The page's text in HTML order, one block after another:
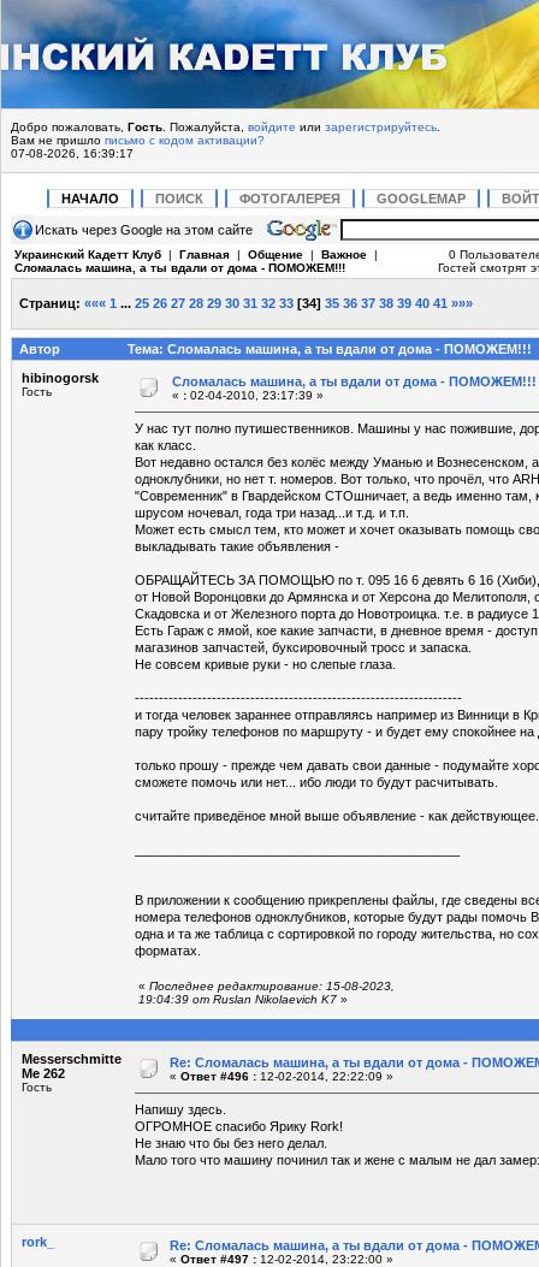
Добро пожаловать, Гость . Пожалуйста, войдите или зарегистрируйтесь
Вам не пришло письмо с кодом активации?
07-08-2026, 16:39:17
НАЧАЛО ПОИСК ФОТОГАЛЕРЕЯ GOOGLEMAP
Искать через Google на этом сайте
Украинский Кадетт Клуб | Главная | Общение | Важное |
Сломалась машина, а ты вдали от дома - ПОМОЖЕМ!!!
0
Гостей смотрят
Страниц: ««« 1 ... 25 26 27 28 29 30 31 32 33 [34] 35 36 37 38 39 40 41 »»»
Автор
Тема: Сломалась машина, а ты вдали от дома - ПОМОЖЕМ!!!
hibinogorsk
Гость
Сломалась машина, а ты вдали от дома - ПОМОЖЕМ!!!
« : 02-04-2010, 23:17:39 »
У нас тут полно путишественников. Машины у нас пожившие,
как класс.
Вот недавно остался без колёс между Уманью и Вознесенском,
одноклубники, но нет т. номеров. Вот только, что прочёл, что
"Современник" в Гвардейском СТОшничает, а ведь именно там,
шрусом ночевал, года три назад...и т.д. и т.п.
Может есть смысл тем, кто может и хочет оказывать помощь
выкладывать такие объявления -
ОБРАЩАЙТЕСЬ ЗА ПОМОЩЬЮ по т. 095 16 6 девять 6 16 (Хиби),
от Новой Воронцовки до Армянска и от Херсона до Мелитополя,
Скадовска и от Железного порта до Новотроицка. т.е. в радиусе
Есть Гараж с ямой, кое какие запчасти, в дневное время -
магазинов запчастей, буксировочный тросс и запаска.
Не совсем кривые руки - но слепые глаза.
--------------------------------------------------------------------
и тогда человек зараннее отправляясь например из Винници в
пару тройку телефонов по маршруту - и будет ему спокойнее
только прошу - прежде чем давать свои данные - подумайте
сможете помочь или нет... ибо люди то будут расчитывать.
считайте приведёное мной выше объявление - как действующее.
В приложении к сообщению прикреплены файлы, где сведены
номера телефонов одноклубников, которые будут рады помочь
одна и та же таблица с сортировкой по городу жительства, но
форматах.
« Последнее редактирование: 15-08-2023,
19:04:39 от Ruslan Nikolaevich K7 »
Messerschmitte
Me 262
Гость
Re: Сломалась машина, а ты вдали от дома -
« Ответ #496 : 12-02-2014, 22:22:09 »
Напишу здесь.
ОГРОМНОЕ спасибо Ярику Rork!
Не знаю что бы без него делал.
Мало того что машину починил так и жене с малым не дал
rork_ Re: Сломалась машина, а ты вдали от дома -
« Ответ #497 : 12-02-2014, 23:22:00 »